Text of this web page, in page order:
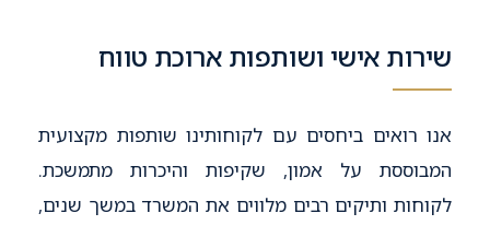
שירות אישי ושותפות ארוכת טווח
אנו רואים ביחסים עם לקוחותינו שותפות מקצועית
המבוססת על אמון, שקיפות והיכרות מתמשכת.
לקוחות ותיקים רבים מלווים את המשרד במשך שנים,